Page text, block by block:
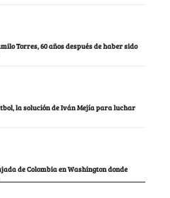
Torres, 60 años después de haber sido
la solución de Iván Mejía para luchar
de Colombia en Washington donde